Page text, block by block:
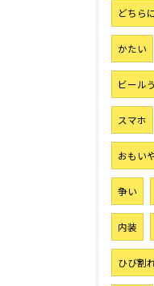
どちら
かたい
ビール
スマホ
おもい
争い
内装
ひび割